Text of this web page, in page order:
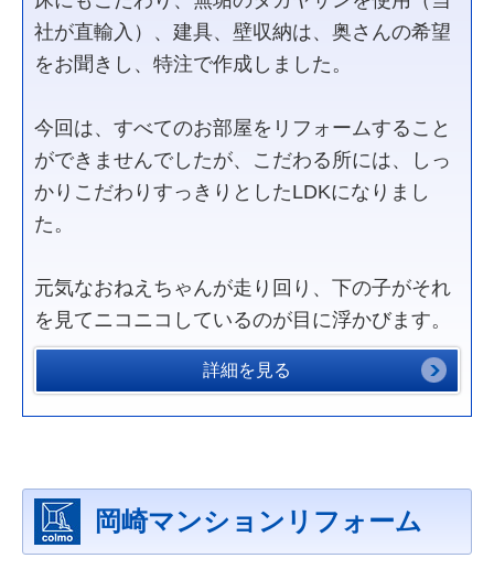
社が直輸入）、建具、壁収納は、奥さんの希望
をお聞きし、特注で作成しました。
今回は、すべてのお部屋をリフォームすること
ができませんでしたが、こだわる所には、しっ
かりこだわりすっきりとしたLDKになりまし
た。
元気なおねえちゃんが走り回り、下の子がそれ
を見てニコニコしているのが目に浮かびます。
詳細を見る
岡崎マンションリフォーム